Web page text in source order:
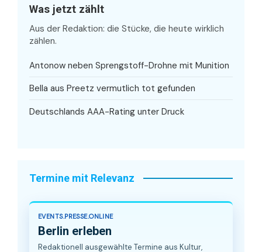
Was jetzt zählt
Aus der Redaktion: die Stücke, die heute wirklich
zählen.
Antonow neben Sprengstoff-Drohne mit Munition
Bella aus Preetz vermutlich tot gefunden
Deutschlands AAA-Rating unter Druck
Termine mit Relevanz
EVENTS.PRESSE.ONLINE
Berlin erleben
Redaktionell ausgewählte Termine aus Kultur,